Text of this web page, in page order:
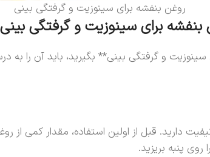
روغن بنفشه برای سینوزیت و گرفتگی بینی
برای سینوزیت و گرفتگی بینی (نتیجه
دارید. قبل از اولین استفاده، مقدار
پنبه بریزید.